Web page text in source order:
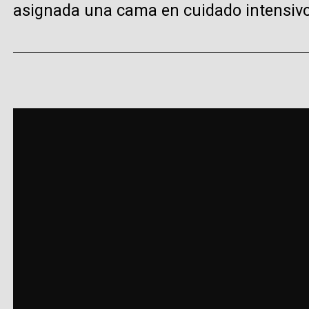
asignada una cama en cuidado